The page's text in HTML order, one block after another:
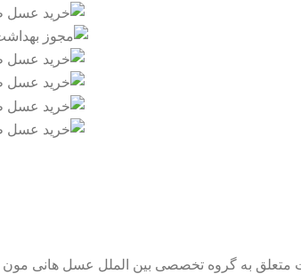
متعلق به گروه تخصصی بین الملل عسل هانی